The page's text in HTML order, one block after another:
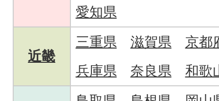
愛知県
近畿
三重県 滋賀県
京都
兵庫県
奈良県 和歌